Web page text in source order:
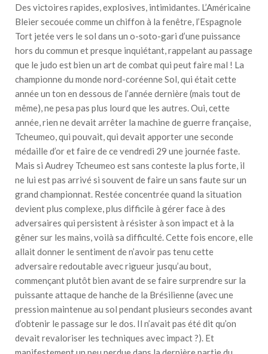
Des victoires rapides, explosives, intimidantes. L’Américaine
Bleier secouée comme un chiffon à la fenêtre, l’Espagnole
Tort jetée vers le sol dans un o-soto-gari d’une puissance
hors du commun et presque inquiétant, rappelant au passage
que le judo est bien un art de combat qui peut faire mal ! La
championne du monde nord-coréenne Sol, qui était cette
année un ton en dessous de l’année dernière (mais tout de
même), ne pesa pas plus lourd que les autres. Oui, cette
année, rien ne devait arrêter la machine de guerre française,
Tcheumeo, qui pouvait, qui devait apporter une seconde
médaille d’or et faire de ce vendredi 29 une journée faste.
Mais si Audrey Tcheumeo est sans conteste la plus forte, il
ne lui est pas arrivé si souvent de faire un sans faute sur un
grand championnat. Restée concentrée quand la situation
devient plus complexe, plus difficile à gérer face à des
adversaires qui persistent à résister à son impact et à la
gêner sur les mains, voilà sa difficulté. Cette fois encore, elle
allait donner le sentiment de n’avoir pas tenu cette
adversaire redoutable avec rigueur jusqu’au bout,
commençant plutôt bien avant de se faire surprendre sur la
puissante attaque de hanche de la Brésilienne (avec une
pression maintenue au sol pendant plusieurs secondes avant
d’obtenir le passage sur le dos. Il n’avait pas été dit qu’on
devait revaloriser les techniques avec impact ?). Et